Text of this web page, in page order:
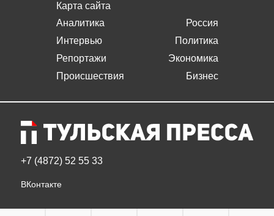
Карта сайта
Аналитика
Интервью
Репортажи
Происшествия
Россия
Политика
Экономика
Бизнес
+7 (4872) 52 55 33
ВКонтакте